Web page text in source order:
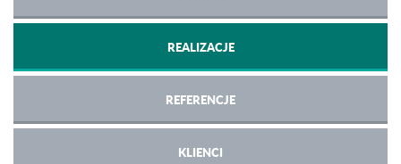
REALIZACJE
REFERENCJE
KLIENCI